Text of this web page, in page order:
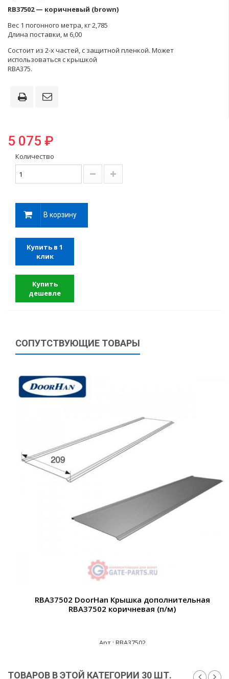
RB37502 — коричневый (brown)
Вес 1 погонного метра, кг 2,785
Длина поставки, м 6,00
Состоит из 2-х частей, с защитной пленкой. Может
использоваться с крышкой
RBA375.
5 075 ₽
Количество
В корзину
Купить в 1
клик
Купить
дешевле
СОПУТСТВУЮЩИЕ ТОВАРЫ
RBA37502 DoorHan Крышка дополнительная
RBA37502 коричневая (п/м)
Арт.: RBA37502
ТОВАРОВ В ЭТОЙ КАТЕГОРИИ 30 ШТ.